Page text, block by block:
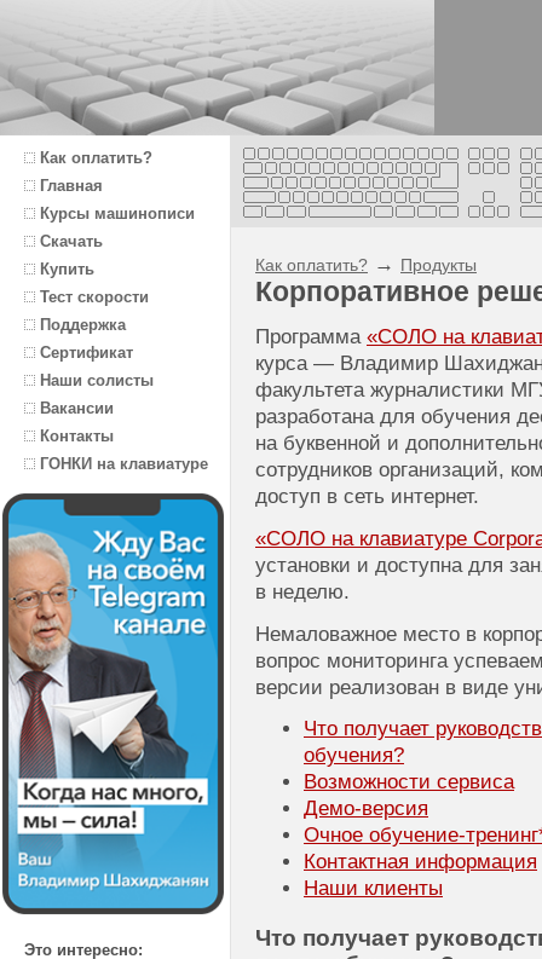
Как оплатить?
Главная
Курсы машинописи
Скачать
Купить
Тест скорости
Поддержка
Сертификат
Наши солисты
Вакансии
Контакты
ГОНКИ на клавиатуре
Это интересно:
Как оплатить? → Продукты
Корпоративное
Программа «СОЛО на
курса — Владимир
факультета журналистики
разработана для обучения
на буквенной и
сотрудников организаций,
доступ в сеть интернет.
«СОЛО на клавиатуре
установки и доступна для
в неделю.
Немаловажное место в
вопрос мониторинга
версии реализован в виде
Что получает
обучения?
Возможности сервиса
Демо-версия
Очное обучение-тренинг
Контактная информация
Наши клиенты
Что получает